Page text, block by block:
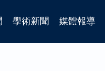
學術新聞 媒體報導